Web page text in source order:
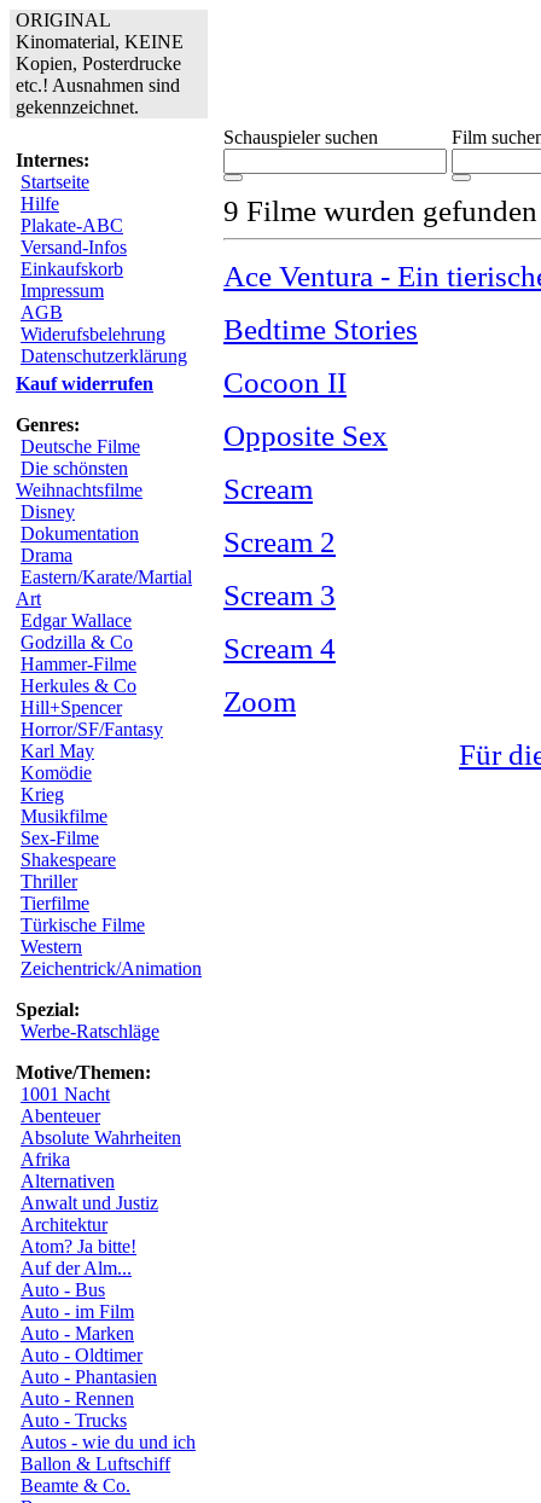
ORIGINAL
Kinomaterial, KEINE
Kopien, Posterdrucke
etc.! Ausnahmen sind
gekennzeichnet.
Internes:
Startseite
Hilfe
Plakate-ABC
Versand-Infos
Einkaufskorb
Impressum
AGB
Widerufsbelehrung
Datenschutzerklärung
Kauf widerrufen
Genres:
Deutsche Filme
Die schönsten
Weihnachtsfilme
Disney
Dokumentation
Drama
Eastern/Karate/Martial
Art
Edgar Wallace
Godzilla & Co
Hammer-Filme
Herkules & Co
Hill+Spencer
Horror/SF/Fantasy
Karl May
Komödie
Krieg
Musikfilme
Sex-Filme
Shakespeare
Thriller
Tierfilme
Türkische Filme
Western
Zeichentrick/Animation
Spezial:
Werbe-Ratschläge
Motive/Themen:
1001 Nacht
Abenteuer
Absolute Wahrheiten
Afrika
Alternativen
Anwalt und Justiz
Architektur
Atom? Ja bitte!
Auf der Alm...
Auto - Bus
Auto - im Film
Auto - Marken
Auto - Oldtimer
Auto - Phantasien
Auto - Rennen
Auto - Trucks
Autos - wie du und ich
Ballon & Luftschiff
Beamte & Co.
Schauspieler suchen Film
9 Filme wurden
Ace Ventura - Ein
Bedtime Stories
Cocoon II
Opposite Sex
Scream
Scream 2
Scream 3
Scream 4
Zoom
Für